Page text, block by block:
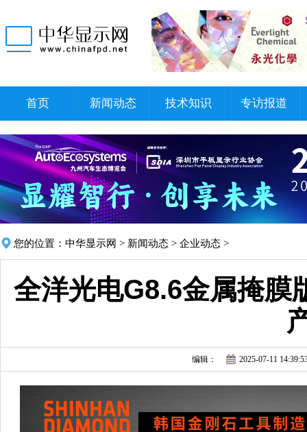
首页 新闻动态 技术知识 专访报道
您的位置： 中华显示网 > 新闻动态 > 企业动态 >
全洋光电G8.6金属掩膜
编辑： 2025-07-11